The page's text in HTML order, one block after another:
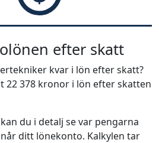
efter skatt
kvar i lön efter skatt?
22 378 kronor i lön efter skatten
du i detalj se var pengarna
ditt lönekonto. Kalkylen tar